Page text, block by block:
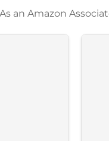
an Amazon